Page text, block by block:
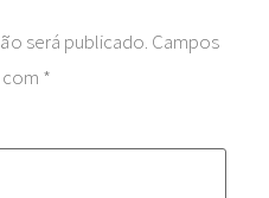
será publicado. Campos
*